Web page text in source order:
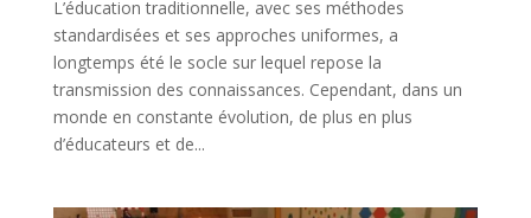
L’éducation traditionnelle, avec ses méthodes
standardisées et ses approches uniformes, a
longtemps été le socle sur lequel repose la
transmission des connaissances. Cependant, dans un
monde en constante évolution, de plus en plus
d’éducateurs et de...